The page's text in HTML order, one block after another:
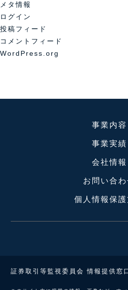
メタ情報
ログイン
投稿フィード
コメントフィード
WordPress.org
事業内容
事業実績
会社情報
お問い合わ
個人情報保護
証券取引等監視委員会 情報提供窓